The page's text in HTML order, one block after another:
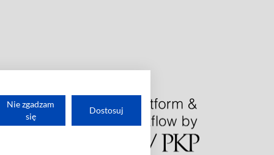
Nie zgadzam
się
Dostosuj